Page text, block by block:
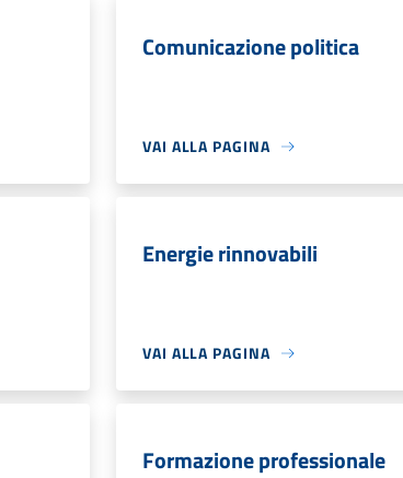
Comunicazione politica
VAI ALLA PAGINA
Energie rinnovabili
VAI ALLA PAGINA
Formazione professionale